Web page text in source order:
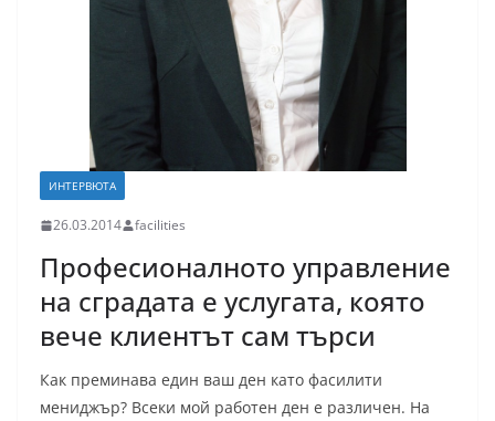
ИНТЕРВЮТА
26.03.2014 facilities
Професионалното управление
на сградата е услугата, която
вече клиентът сам търси
Как преминава един ваш ден като фасилити
мениджър? Всеки мой работен ден е различен. На